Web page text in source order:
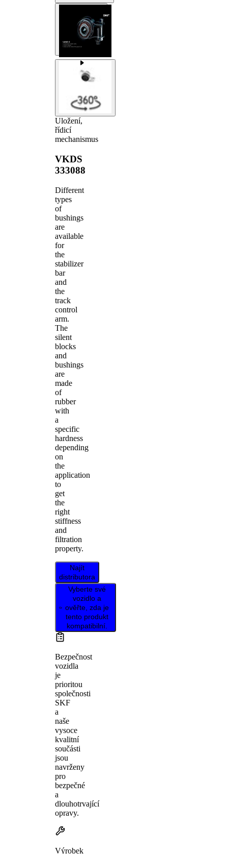
Uložení,
řídicí
mechanismus
VKDS
333088
Different
types
of
bushings
are
available
for
the
stabilizer
bar
and
the
track
control
arm.
The
silent
blocks
and
bushings
are
made
of
rubber
with
a
specific
hardness
depending
on
the
application
to
get
the
right
stiffness
and
filtration
property.
Najít
distributora
Vyberte své
vozidlo a
ověřte, zda je
tento produkt
kompatibilní.
Bezpečnost
vozidla
je
prioritou
společnosti
SKF
a
naše
vysoce
kvalitní
součásti
jsou
navrženy
pro
bezpečné
a
dlouhotrvající
opravy.
Výrobek